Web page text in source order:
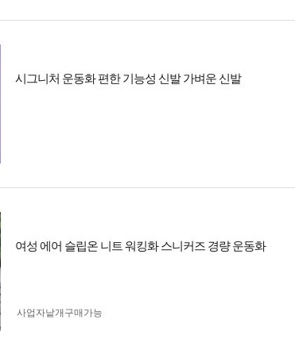
시그니처 운동화 편한 기능성 신발 가벼운 신발
여성 에어 슬립온 니트 워킹화 스니커즈 경량 운동화
사업자 낱개구매가능